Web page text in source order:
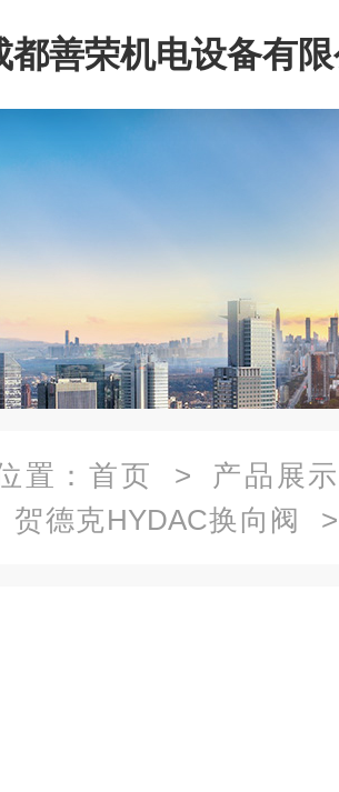
都善荣机电设备有
置： 首页 > 产品展示
贺德克HYDAC换向阀